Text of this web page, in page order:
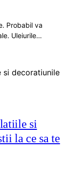
Probabil va
Uleiurile…
si
la ce sa te